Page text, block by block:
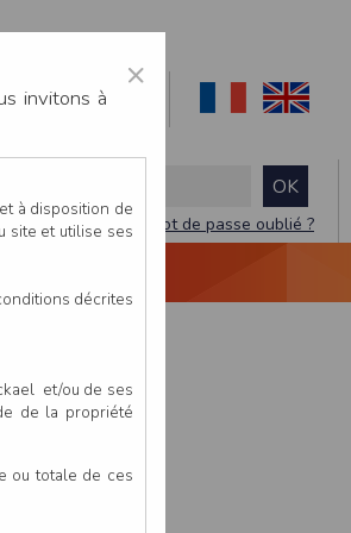
Mot de passe oublié ?
×
invitons à
à disposition de
site et utilise ses
décrites
et/ou de ses
de la propriété
ou totale de ces